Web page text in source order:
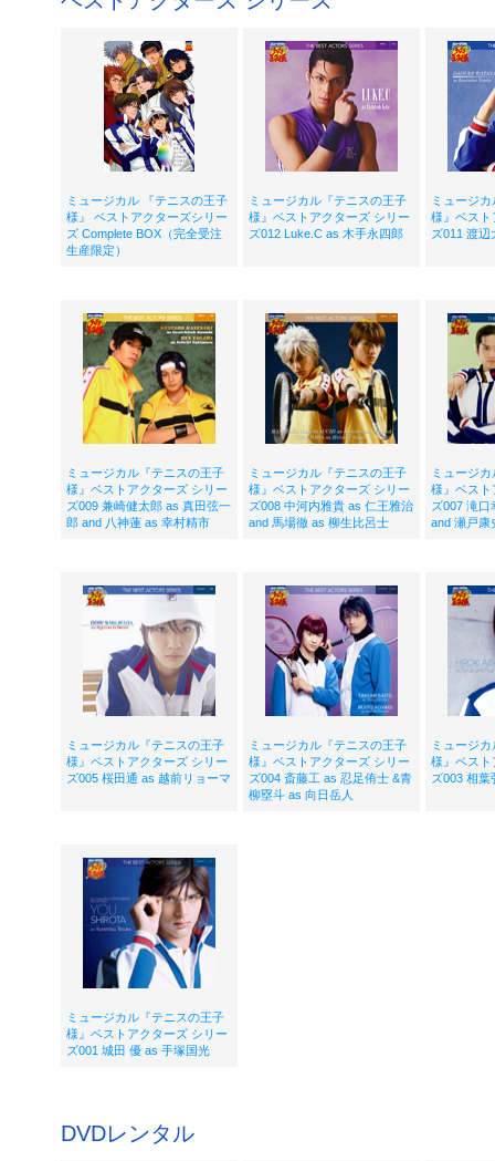
ミュージカル 『テニスの王子
様』 ベストアクターズシリー
ズ Complete BOX（完全受注
生産限定）
ミュージカル『テニスの王子
様』ベストアクターズ シリー
ズ012 Luke.C as 木手永四郎
ミュージ
様』ベスト
ズ011 渡辺
ミュージカル『テニスの王子
様』ベストアクターズ シリー
ズ009 兼崎健太郎 as 真田弦一
郎 and 八神蓮 as 幸村精市
ミュージカル『テニスの王子
様』ベストアクターズ シリー
ズ008 中河内雅貴 as 仁王雅治
and 馬場徹 as 柳生比呂士
ミュージ
様』ベスト
ズ007 滝口
and 瀬戸康
ミュージカル『テニスの王子
様』ベストアクターズ シリー
ズ005 桜田通 as 越前リョーマ
ミュージカル『テニスの王子
様』ベストアクターズ シリー
ズ004 斎藤工 as 忍足侑士 &青
柳塁斗 as 向日岳人
ミュージ
様』ベスト
ズ003 相葉
ミュージカル『テニスの王子
様』ベストアクターズ シリー
ズ001 城田 優 as 手塚国光
DVDレンタル